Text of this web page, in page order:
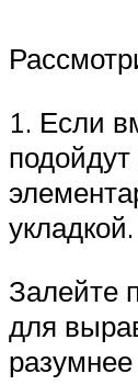
1. Если
укладкой.
Залейте
для